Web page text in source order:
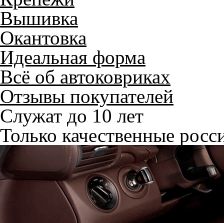
Вышивка
Окантовка
Идеальная форма
Всё об автоковриках
Отзывы покупателей
Служат до 10 лет
Только качественные